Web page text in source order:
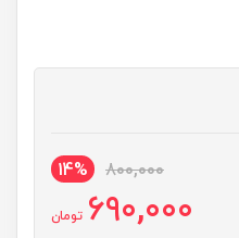
800,000
14%
690,000 تومان